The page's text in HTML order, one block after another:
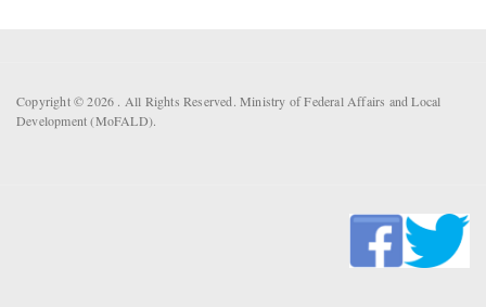
Copyright © 2026 . All Rights Reserved. Ministry of Federal Affairs and Local
Development (MoFALD).